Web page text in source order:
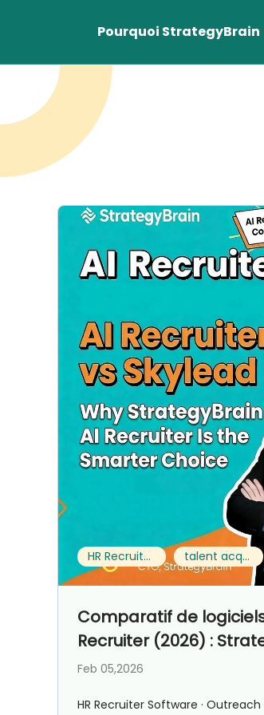
Pourquoi StrategyBrain
HR Recruiter Software talent acquisition jobs
Comparatif de
Recruiter (2026) :
AI Recruiter vs Skylead
Feb 05,2026
HR Recruiter Software · Outreach